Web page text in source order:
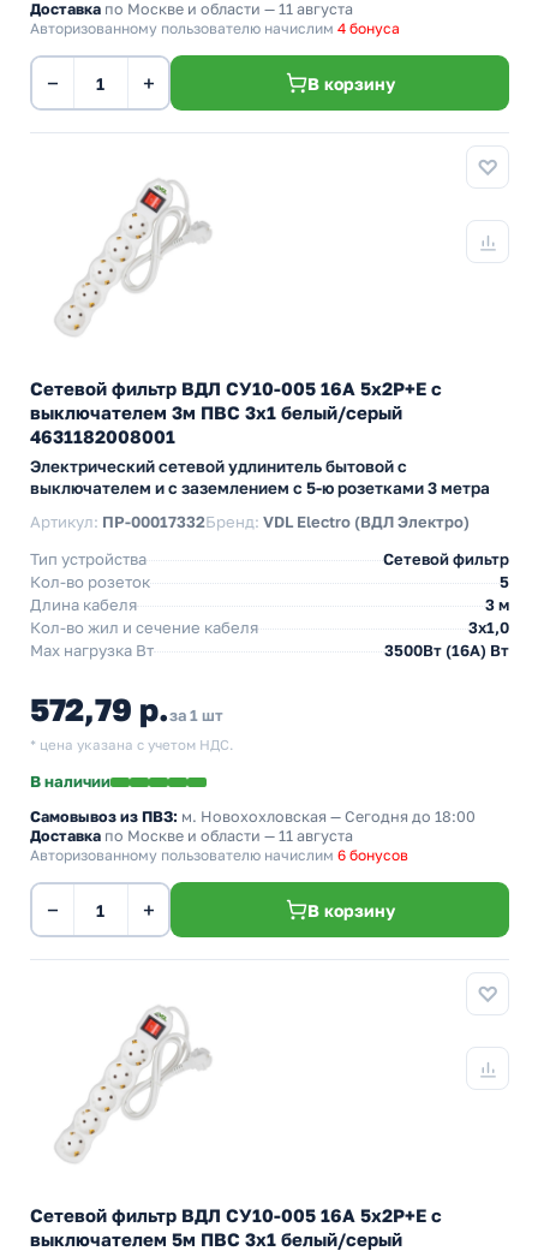
Доставка по Москве и области — 11 августа
Авторизованному пользователю начислим 4 бонуса
− + В корзину
Сетевой фильтр ВДЛ СУ10-005 16А 5х2P+E с
выключателем 3м ПВС 3х1 белый/серый
4631182008001
Электрический сетевой удлинитель бытовой с
выключателем и с заземлением с 5-ю розетками 3 метра
Артикул: ПР-00017332Бренд: VDL Electro (ВДЛ Электро)
Тип устройства
Сетевой фильтр
Кол-во розеток
5
Длина кабеля
3 м
Кол-во жил и сечение кабеля
3х1,0
Max нагрузка Вт
3500Вт (16А) Вт
572,79 р.за 1 шт
* цена указана с учетом НДС.
В наличии
Самовывоз из ПВЗ: м. Новохохловская — Сегодня до 18:00
Доставка по Москве и области — 11 августа
Авторизованному пользователю начислим 6 бонусов
− + В корзину
Сетевой фильтр ВДЛ СУ10-005 16А 5х2P+E с
выключателем 5м ПВС 3х1 белый/серый